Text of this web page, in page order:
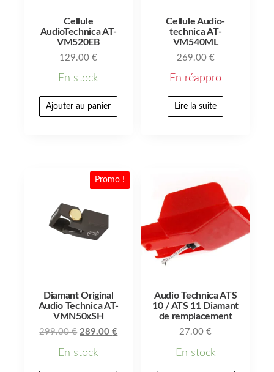
Cellule
AudioTechnica AT-
VM520EB
129.00€
En stock
Ajouter au panier
Cellule Audio-
technica AT-
VM540ML
269.00 €
En réappro
Lire la suite
Promo !
Diamant Original
Audio Technica AT-
VMN50xSH
299.00€ 289.00€
En stock
Audio Technica ATS
10 / ATS 11 Diamant
de remplacement
27.00€
En stock